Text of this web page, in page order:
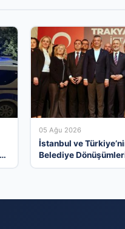
05 Ağu 2026
İstanbul ve
Belediye